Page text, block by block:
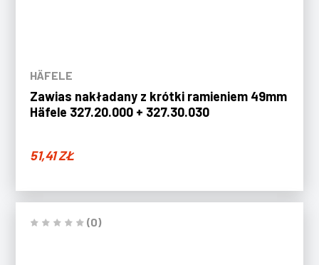
HÄFELE
Zawias nakładany z krótki ramieniem 49mm
Häfele 327.20.000 + 327.30.030
51,41ZŁ
(0)